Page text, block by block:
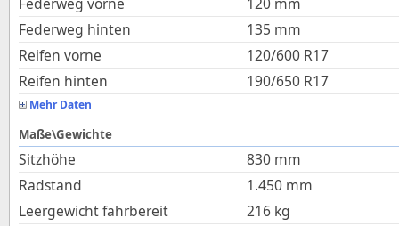
Federweg hinten
135 mm
Reifen vorne
120/600 R17
Reifen hinten
190/650 R17
Mehr Daten
Maße\Gewichte
Sitzhöhe 830 mm
Radstand
1.450 mm
Leergewicht fahrbereit
216 kg